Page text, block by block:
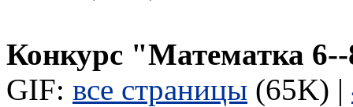
Конкурс "Математка
GIF: все страницы (65K) |